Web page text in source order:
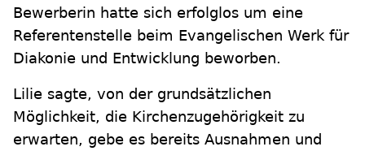
Bewerberin hatte sich erfolglos um eine
Referentenstelle beim Evangelischen Werk für
Diakonie und Entwicklung beworben.
Lilie sagte, von der grundsätzlichen
Möglichkeit, die Kirchenzugehörigkeit zu
erwarten, gebe es bereits Ausnahmen und